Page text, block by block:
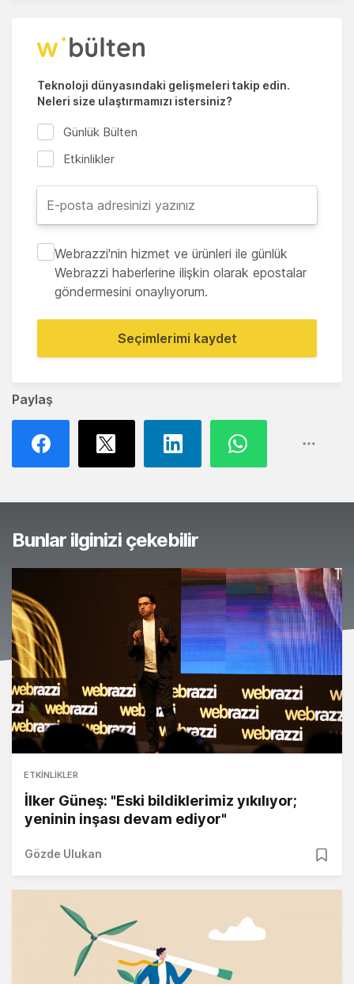
Paylaş
Teknoloji dünyasındaki gelişmeleri takip edin.
Neleri size ulaştırmamızı istersiniz?
Günlük Bülten
Etkinlikler
Webrazzi'nin hizmet ve ürünleri ile günlük
Webrazzi haberlerine ilişkin olarak epostalar
göndermesini onaylıyorum.
Seçimlerimi kaydet
Bunlar ilginizi çekebilir
ETKINLIKLER
İlker Güneş: "Eski bildiklerimiz yıkılıyor;
yeninin inşası devam ediyor"
Gözde Ulukan